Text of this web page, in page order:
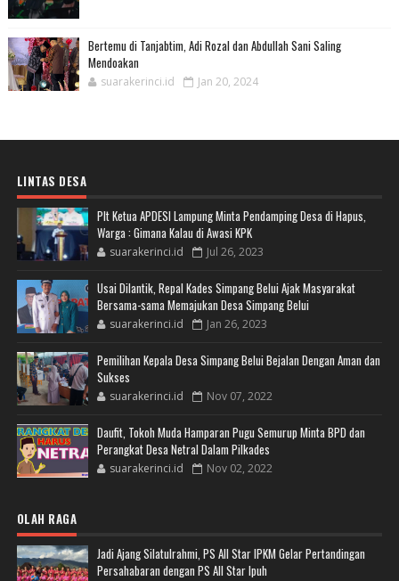
Bertemu di Tanjabtim, Adi Rozal dan Abdullah Sani Saling
Mendoakan
suarakerinci.id Jan 20, 2024
LINTAS DESA
Plt Ketua APDESI Lampung Minta Pendamping Desa di Hapus,
Warga : Gimana Kalau di Awasi KPK
suarakerinci.id Jul 26, 2023
Usai Dilantik, Repal Kades Simpang Belui Ajak Masyarakat
Bersama-sama Memajukan Desa Simpang Belui
suarakerinci.id Jan 26, 2023
Pemilihan Kepala Desa Simpang Belui Bejalan Dengan Aman dan
Sukses
suarakerinci.id Nov 07, 2022
Daufit, Tokoh Muda Hamparan Pugu Semurup Minta BPD dan
Perangkat Desa Netral Dalam Pilkades
suarakerinci.id Nov 02, 2022
OLAH RAGA
Jadi Ajang Silatulrahmi, PS All Star IPKM Gelar Pertandingan
Persahabaran dengan PS All Star Ipuh